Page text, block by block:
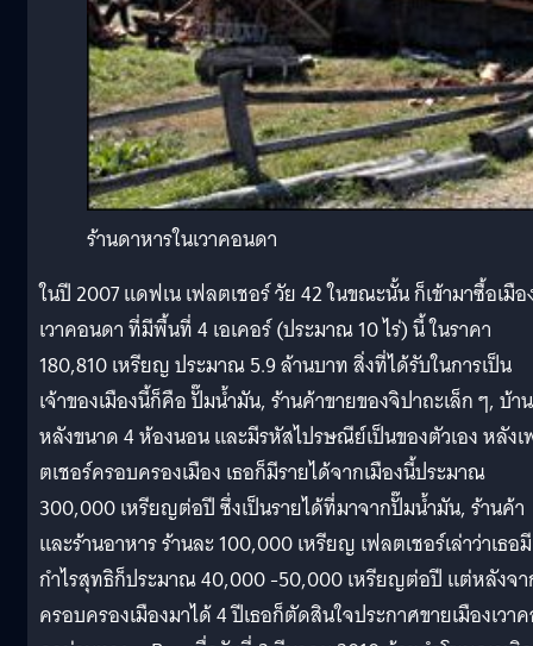
ร้านดาหารในเวาคอนดา
ในปี 2007 แดฟเน เฟลตเชอร์ วัย 42 ในขณะนั้น ก็เข้ามาซื้อเมือ
เวาคอนดา ที่มีพื้นที่ 4 เอเคอร์ (ประมาณ 10 ไร่) นี้ ในราคา
180,810 เหรียญ ประมาณ 5.9 ล้านบาท สิ่งที่ได้รับในการเป็น
เจ้าของเมืองนี้ก็คือ ปั๊มน้ำมัน, ร้านค้าขายของจิปาถะเล็ก ๆ, บ้า
หลังขนาด 4 ห้องนอน และมีรหัสไปรษณีย์เป็นของตัวเอง หลัง
ตเชอร์ครอบครองเมือง เธอก็มีรายได้จากเมืองนี้ประมาณ
300,000 เหรียญต่อปี ซึ่งเป็นรายได้ที่มาจากปั๊มน้ำมัน, ร้านค้า
และร้านอาหาร ร้านละ 100,000 เหรียญ เฟลตเชอร์เล่าว่าเธอมี
กำไรสุทธิก็ประมาณ 40,000 -50,000 เหรียญต่อปี แต่หลังจ
ครอบครองเมืองมาได้ 4 ปีเธอก็ตัดสินใจประกาศขายเมืองเวา